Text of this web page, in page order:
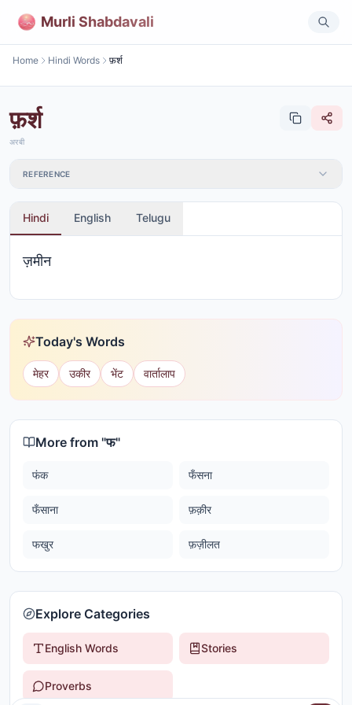
Murli Shabdavali
Home Hindi Words फ़र्श
फ़र्श
अरबी
REFERENCE
Hindi English Telugu
ज़मीन
Today's Words
मेहर उकीर भेंट वार्तालाप
More from "फ"
फंक फँसना
फँसाना फ़क़ीर
फखुर फ़ज़ीलत
Explore Categories
English Words Stories
Proverbs